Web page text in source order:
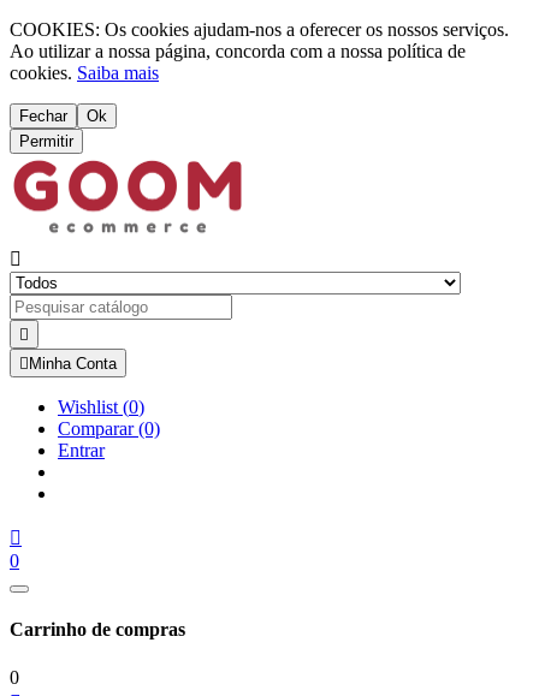
COOKIES: Os cookies ajudam-nos a oferecer os nossos serviços.
Ao utilizar a nossa página, concorda com a nossa política de
cookies. Saiba mais
Fechar
Ok
Permitir


 Minha Conta
Wishlist (0)
Comparar(0)
Entrar

0
Carrinho de compras
0